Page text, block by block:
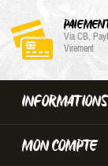
Via CB,
Virement
INFORMATIONS
MON COMPTE